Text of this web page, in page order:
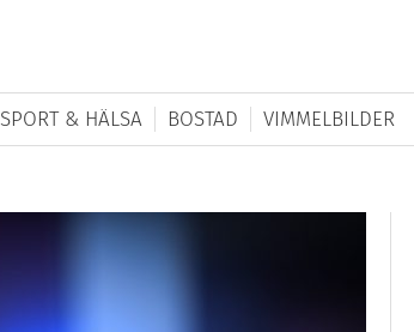
SPORT & HÄLSA BOSTAD VIMMELBILDER